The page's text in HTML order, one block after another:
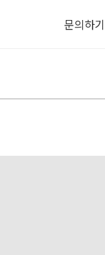
문의하기